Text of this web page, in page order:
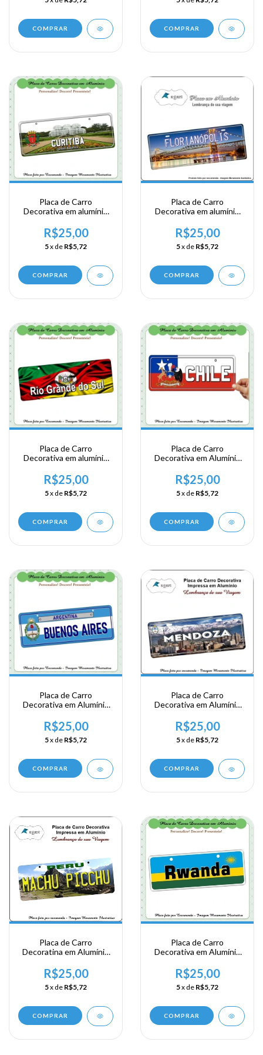
COMPRAR COMPRAR
Placa de Carro
Decorativa em alumínio
- Parana - Curitiba
R$25,00
5x de R$5,72
COMPRAR
Placa de Carro
Decorativa em alumínio
- Florianopolis
R$25,00
5x de R$5,72
COMPRAR
Placa de Carro
Decorativa em alumínio
- Rio Grande do Sul
R$25,00
5x de R$5,72
COMPRAR
Placa de Carro
Decorativa em Alumínio
R$25,00
5x de R$5,72
COMPRAR
Placa de Carro
Decorativa em Alumínio
- Buenos Aires -
Argentina
R$25,00
5x de R$5,72
COMPRAR
Placa de Carro
Decorativa em Alumínio
- Mendoza
R$25,00
5x de R$5,72
COMPRAR
Placa de Carro
Decoratina em Alumínio
Machu Picchu
R$25,00
5x de R$5,72
COMPRAR
Placa de Carro
Decorativa em Alumínio
Viagem a Africa Oriental -
Ruanda - Rwanda
R$25,00
5x de R$5,72
COMPRAR